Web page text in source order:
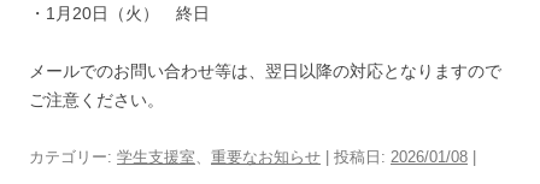
・1月20日（火） 終日
メールでのお問い合わせ等は、翌日以降の対応となりますので
ご注意ください。
カテゴリー: 学生支援室、 重要なお知らせ | 投稿日: 2026/01/08